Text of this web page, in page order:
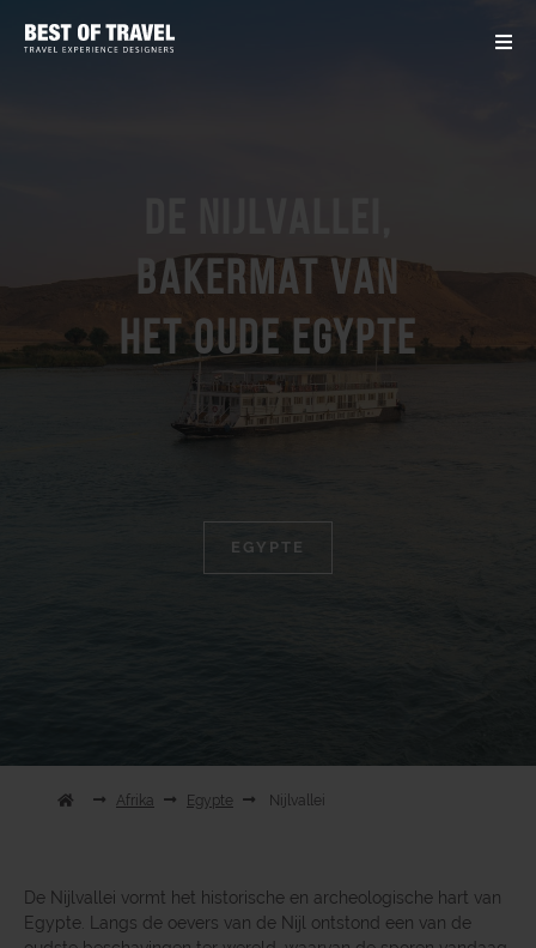
bakermat van
het oude Egypte
EGYPTE
Afrika Egypte Nijlvallei
De Nijlvallei vormt het historische en archeologische hart van
Egypte. Langs de oevers van de Nijl ontstond een van de